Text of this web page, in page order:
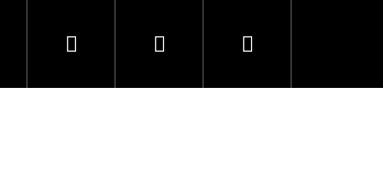
Hledat PřihlášeníNákupní